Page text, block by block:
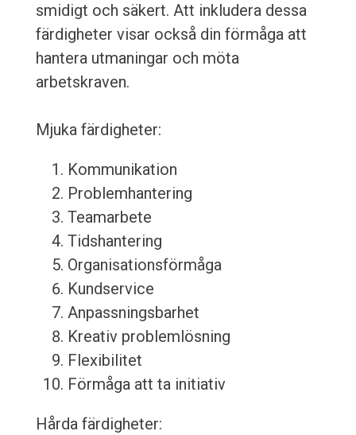
smidigt och säkert. Att inkludera dessa
färdigheter visar också din förmåga att
hantera utmaningar och möta
arbetskraven.
Mjuka färdigheter:
Kommunikation
Problemhantering
Teamarbete
Tidshantering
Organisationsförmåga
Kundservice
Anpassningsbarhet
Kreativ problemlösning
Flexibilitet
Förmåga att ta initiativ
Hårda färdigheter: